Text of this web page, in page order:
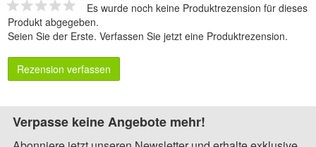
Es wurde noch keine Produktrezension für dieses
Produkt abgegeben.
Seien Sie der Erste. Verfassen Sie jetzt eine Produktrezension.
Rezension verfassen
Verpasse keine Angebote mehr!